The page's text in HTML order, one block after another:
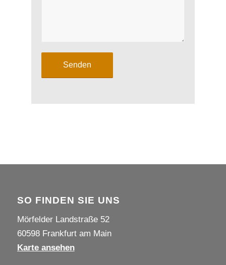
SO FINDEN SIE UNS
Mörfelder Landstraße 52
60598 Frankfurt am Main
Karte ansehen